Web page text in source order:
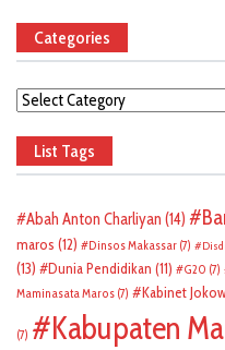
Categories
Categories
List Tags
Abah Anton Charliyan (14)
maros (12) Dinsos Makassar (7)
(13)
Dunia Pendidikan (11) G20 (7)
Maminasata Maros (7) Kabinet
(7) Kabupaten